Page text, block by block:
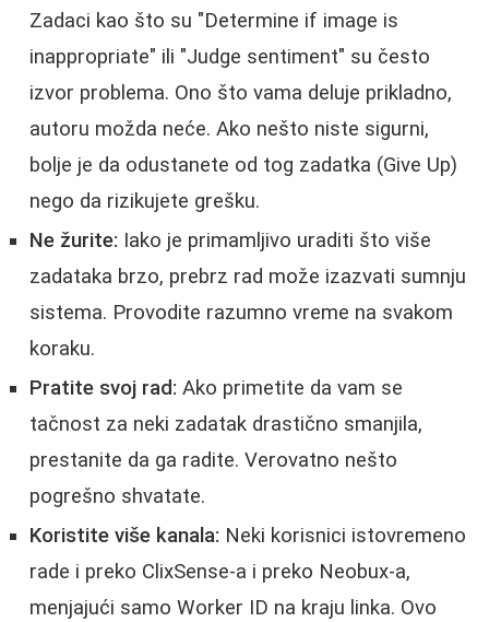
Zadaci kao što su "Determine if image is
inappropriate" ili "Judge sentiment" su često
izvor problema. Ono što vama deluje prikladno,
autoru možda neće. Ako nešto niste sigurni,
bolje je da odustanete od tog zadatka (Give Up)
nego da rizikujete grešku.
Ne žurite: Iako je primamljivo uraditi što više
zadataka brzo, prebrz rad može izazvati sumnju
sistema. Provodite razumno vreme na svakom
koraku.
Pratite svoj rad: Ako primetite da vam se
tačnost za neki zadatak drastično smanjila,
prestanite da ga radite. Verovatno nešto
pogrešno shvatate.
Koristite više kanala: Neki korisnici istovremeno
rade i preko ClixSense-a i preko Neobux-a,
menjajući samo Worker ID na kraju linka. Ovo